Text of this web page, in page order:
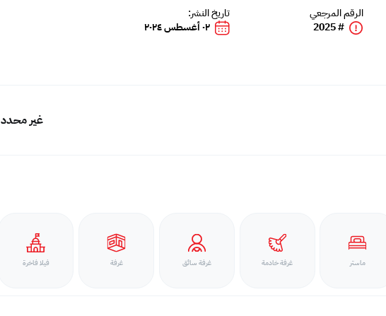
الرقم المرجعي
# 2025
تاريخ النشر:
٠٢ أغسطس ٢٠٢٤
غير محدد
ماستر غرفة خادمة غرفة سائق غرفة فيلا فاخرة